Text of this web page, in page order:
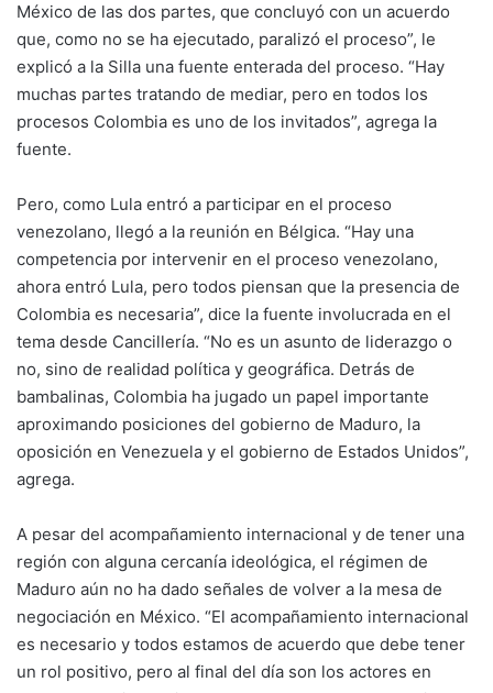
México de las dos partes, que concluyó con un acuerdo
que, como no se ha ejecutado, paralizó el proceso”, le
explicó a la Silla una fuente enterada del proceso. “Hay
muchas partes tratando de mediar, pero en todos los
procesos Colombia es uno de los invitados”, agrega la
fuente.
Pero, como Lula entró a participar en el proceso
venezolano, llegó a la reunión en Bélgica. “Hay una
competencia por intervenir en el proceso venezolano,
ahora entró Lula, pero todos piensan que la presencia de
Colombia es necesaria”, dice la fuente involucrada en el
tema desde Cancillería. “No es un asunto de liderazgo o
no, sino de realidad política y geográfica. Detrás de
bambalinas, Colombia ha jugado un papel importante
aproximando posiciones del gobierno de Maduro, la
oposición en Venezuela y el gobierno de Estados Unidos”,
agrega.
A pesar del acompañamiento internacional y de tener una
región con alguna cercanía ideológica, el régimen de
Maduro aún no ha dado señales de volver a la mesa de
negociación en México. “El acompañamiento internacional
es necesario y todos estamos de acuerdo que debe tener
un rol positivo, pero al final del día son los actores en